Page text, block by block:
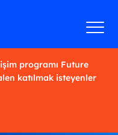
programı Future
katılmak isteyenler